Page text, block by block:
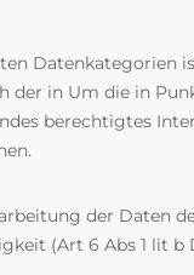
in Um die in
berechtigtes
der Daten
(Art 6 Abs 1 lit b